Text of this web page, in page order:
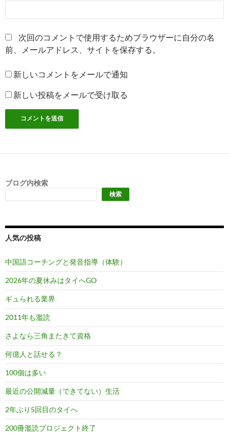
次回のコメントで使用するためブラウザーに自分の名
前、メールアドレス、サイトを保存する。
新しいコメントをメールで通知
新しい投稿をメールで受け取る
ブログ内検索
検索
人気の投稿
中国語コーチングと発音指導（体験）
2026年の夏休みはタイへGO
ギュられる業界
2011年も濫読
さよなら三角またきて資格
何億人と話せる？
100個は多い
最近の公開減量（できてない）生活
2年ぶり5回目のタイへ
200冊濫読プロジェクト終了